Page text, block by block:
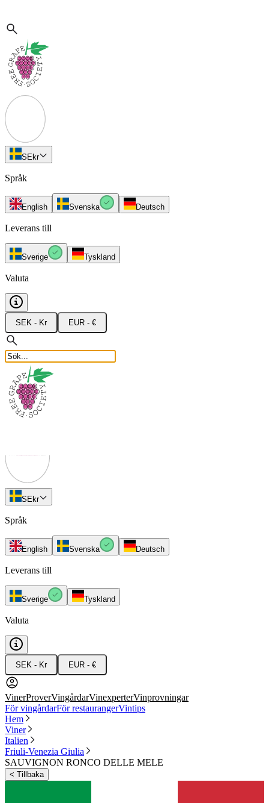
SEkr
Språk
English Svenska Deutsch
Leverans till
Sverige Tyskland
Valuta
SEK - Kr EUR - €
SEkr
Språk
English Svenska Deutsch
Leverans till
Sverige Tyskland
Valuta
SEK - Kr EUR - €
VinerProverVingårdarVinexperterVinprovningar
För vingårdarFör restaurangerVintips
Hem
Viner
Italien
Friuli-Venezia Giulia
SAUVIGNON RONCO DELLE MELE
< Tillbaka